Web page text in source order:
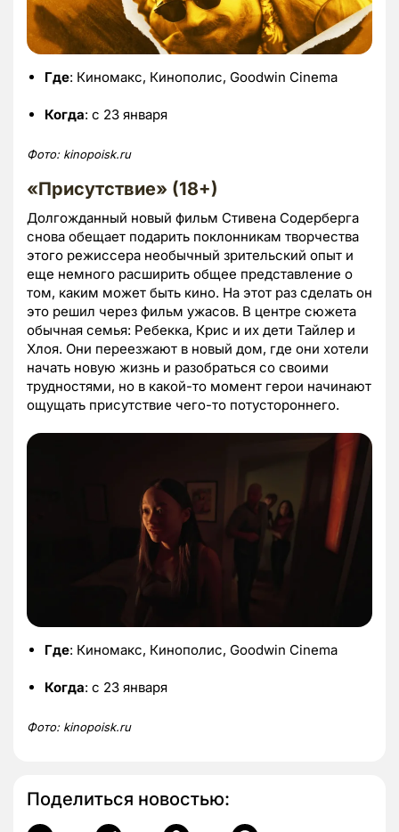
Где: Киномакс, Кинополис, Goodwin Cinema
Когда: с 23 января
Фото: kinopoisk.ru
«Присутствие» (18+)
Долгожданный новый фильм Стивена Содерберга
снова обещает подарить поклонникам творчества
этого режиссера необычный зрительский опыт и
еще немного расширить общее представление о
том, каким может быть кино. На этот раз сделать он
это решил через фильм ужасов. В центре сюжета
обычная семья: Ребекка, Крис и их дети Тайлер и
Хлоя. Они переезжают в новый дом, где они хотели
начать новую жизнь и разобраться со своими
трудностями, но в какой-то момент герои начинают
ощущать присутствие чего-то потустороннего.
Где: Киномакс, Кинополис, Goodwin Cinema
Когда: с 23 января
Фото: kinopoisk.ru
Поделиться новостью: